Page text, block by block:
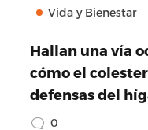
Vida y Bienestar
Hallan una vía
cómo el
defensas del
0